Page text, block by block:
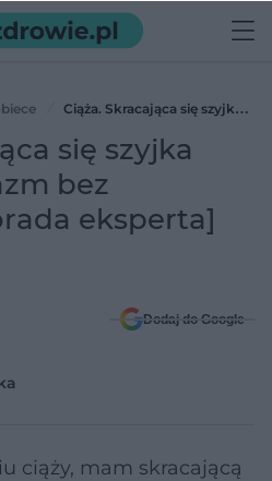
Ciąża. Skracająca się szyjka
[Porada eksperta]
się szyjka
bez
eksperta]
Dodaj do Google
ciąży, mam skracającą